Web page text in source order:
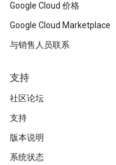
Google Cloud 价格
Google Cloud Marketplace
与销售人员联系
支持
社区论坛
支持
版本说明
系统状态